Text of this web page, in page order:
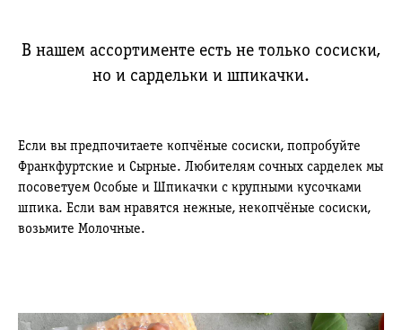
В нашем ассортименте есть не только сосиски,
но и сардельки и шпикачки.
Если вы предпочитаете копчёные сосиски, попробуйте
Франкфуртские и Сырные. Любителям сочных сарделек мы
посоветуем Особые и Шпикачки с крупными кусочками
шпика. Если вам нравятся нежные, некопчёные сосиски,
возьмите Молочные.